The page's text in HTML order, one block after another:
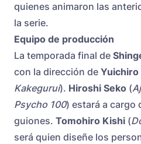
quienes animaron las
la serie.
Equipo de producción
La temporada final de
con la dirección de Yuichiro
Kakegurui). Hiroshi Seko (
Psycho 100) estará a cargo
guiones. Tomohiro Kishi (
será quien diseñe los